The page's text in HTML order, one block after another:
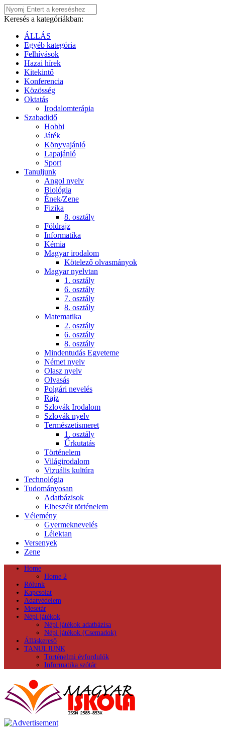
Keresés a kategóriákban:
ÁLLÁS
Egyéb kategória
Felhívások
Hazai hírek
Kitekintő
Konferencia
Közösség
Oktatás
Irodalomterápia
Szabadidő
Hobbi
Játék
Könyvajánló
Lapajánló
Sport
Tanuljunk
Angol nyelv
Biológia
Ének/Zene
Fizika
8. osztály
Földrajz
Informatika
Kémia
Magyar irodalom
Kötelező olvasmányok
Magyar nyelvtan
1. osztály
6. osztály
7. osztály
8. osztály
Matematika
2. osztály
6. osztály
8. osztály
Mindentudás Egyeteme
Német nyelv
Olasz nyelv
Olvasás
Polgári nevelés
Rajz
Szlovák Irodalom
Szlovák nyelv
Természetismeret
1. osztály
Űrkutatás
Történelem
Világirodalom
Vizuális kultúra
Technológia
Tudományosan
Adatbázisok
Elbeszélt történelem
Vélemény
Gyermeknevelés
Lélektan
Versenyek
Zene
Home
Home 2
Rólunk
Kapcsolat
Adatvédelem
Mesetár
Népi játékok
Népi játékok adatbázisa
Népi játékok (Csemadok)
Álláskereső
TANULJUNK
Történelmi évfordulók
Informatika szótár